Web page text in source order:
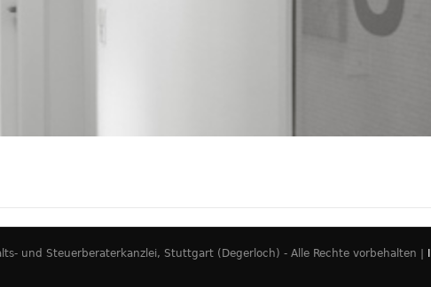
und Steuerberaterkanzlei, Stuttgart (Degerloch) - Alle Rechte vorbehalten |